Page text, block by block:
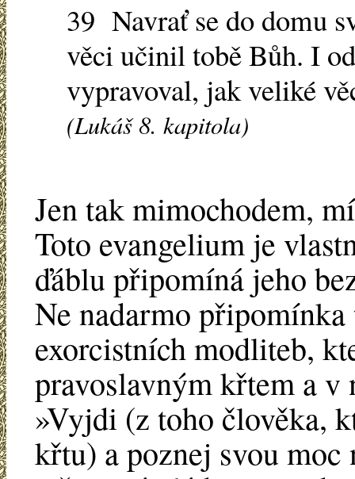
39 Navrať se do domu
věci učinil tobě Bůh. I
vypravoval, jak veliké
(Lukáš 8. kapitola)
Jen tak mimochodem,
Toto evangelium je
ďáblu připomíná jeho
Ne nadarmo
exorcistních modliteb,
pravoslavným křtem a v
»Vyjdi (z toho člověka,
křtu) a poznej svou